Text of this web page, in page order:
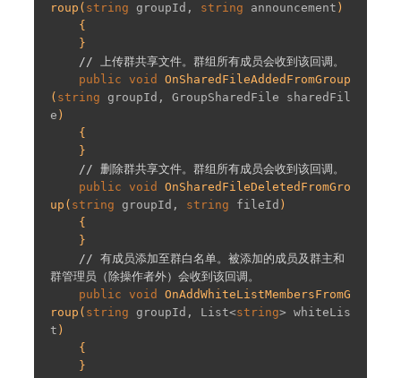
roup ( string groupId, string announcement )
{
// 上传群共享文件。群组所有成员会收到该回调。
public void
OnSharedFileAddedFromGroup
( string groupId, GroupSharedFile sharedFil
e )
{
// 删除群共享文件。群组所有成员会收到该回调。
public void
OnSharedFileDeletedFromGro
up ( string groupId, string fileId )
{
// 有成员添加至群白名单。被添加的成员及群主和
群管理员（除操作者外）会收到该回调。
public void
OnAddWhiteListMembersFromG
roup ( string groupId, List<string> whiteLis
t )
{